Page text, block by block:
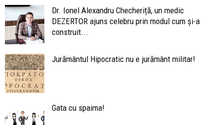
Dr. Ionel Alexandru Checheriță, un medic
DEZERTOR ajuns celebru prin modul cum și-a
construit...
Jurământul Hipocratic nu e jurământ militar!
Gata cu spaima!